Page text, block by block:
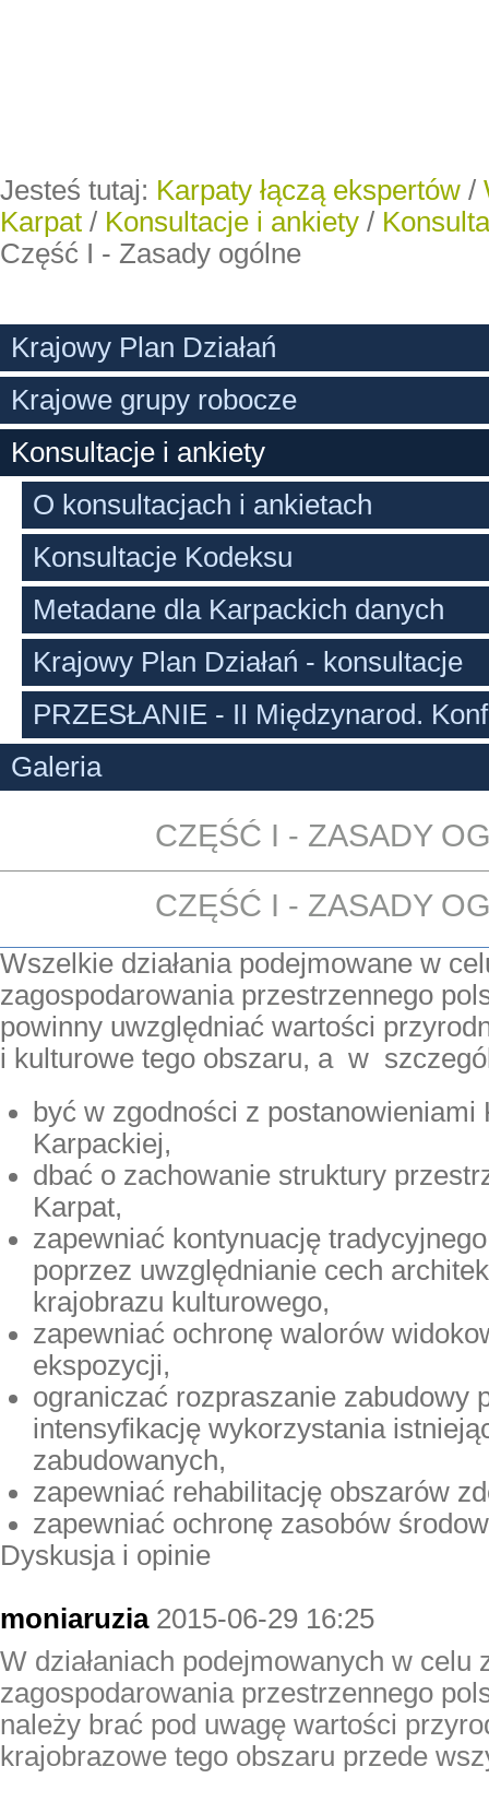
Jesteś tutaj: Karpaty łączą ekspertów /
Karpat / Konsultacje i ankiety /
Część I - Zasady ogólne
Krajowy Plan Działań
Krajowe grupy robocze
Konsultacje i ankiety
O konsultacjach i ankietach
Konsultacje Kodeksu
Metadane dla Karpackich danych
Krajowy Plan Działań - konsultacje
PRZESŁANIE - II Międzynarod.
Galeria
CZĘŚĆ I - ZASADY
CZĘŚĆ I - ZASADY
Wszelkie działania podejmowane w
zagospodarowania przestrzennego
powinny uwzględniać wartości
i kulturowe tego obszaru, a w
być w zgodności z postanowieniami
Karpackiej,
dbać o zachowanie struktury
Karpat,
zapewniać kontynuację
poprzez uwzględnianie cech
krajobrazu kulturowego,
zapewniać ochronę walorów
ekspozycji,
ograniczać rozpraszanie zabudowy
intensyfikację wykorzystania
zabudowanych,
zapewniać rehabilitację obszarów
zapewniać ochronę zasobów
Dyskusja i opinie
moniaruzia 2015-06-29 16:25
W działaniach podejmowanych w celu
zagospodarowania przestrzennego
należy brać pod uwagę wartości
krajobrazowe tego obszaru przede